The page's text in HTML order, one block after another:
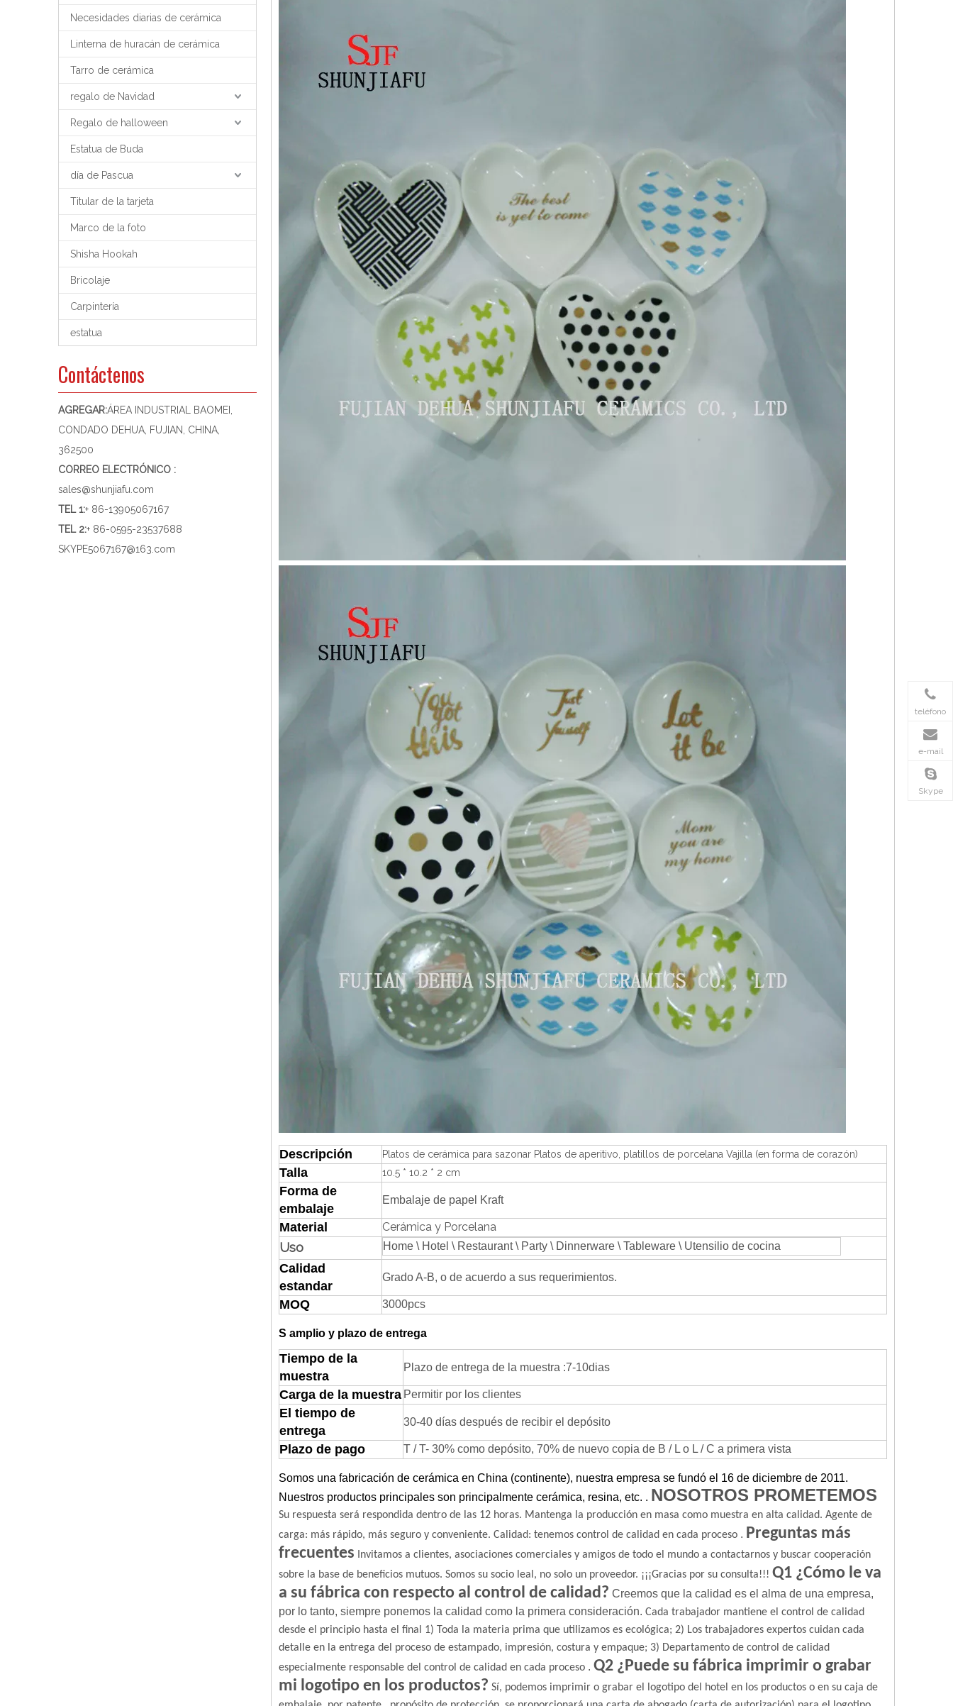
Necesidades diarias de cerámica
Linterna de huracán de cerámica
Tarro de cerámica
regalo de Navidad
Regalo de halloween
Estatua de Buda
día de Pascua
Titular de la tarjeta
Marco de la foto
Shisha Hookah
Bricolaje
Carpintería
estatua
Contáctenos
AGREGAR:ÁREA INDUSTRIAL BAOMEI,
CONDADO DEHUA, FUJIAN, CHINA,
362500
CORREO ELECTRÓNICO :
sales@shunjiafu.com
TEL 1:+ 86-13905067167
TEL 2:+ 86-0595-23537688
SKYPE5067167@163.com
Descripción Platos de cerámica para sazonar Platos de aperitivo, platillos de porcelana Vajilla (en forma de corazón)
Talla 10.5 * 10.2 * 2 cm
Forma de
embalaje
Embalaje de papel Kraft
Material Cerámica y Porcelana
Uso Home \ Hotel \ Restaurant \ Party \ Dinnerware \ Tableware \ Utensilio de cocina
Calidad
estandar
Grado A-B, o de acuerdo a sus requerimientos.
MOQ 3000pcs
S amplio y plazo de entrega
Tiempo de la
muestra
Plazo de entrega de la muestra :7-10dias
Carga de la muestra Permitir por los clientes
El tiempo de
entrega
30-40 días después de recibir el depósito
Plazo de pago T / T- 30% como depósito, 70% de nuevo copia de B / L o L / C a primera vista
Somos una fabricación de cerámica en China (continente), nuestra empresa se fundó el 16 de diciembre de 2011.
Nuestros productos principales son principalmente cerámica, resina, etc. . NOSOTROS PROMETEMOS
Su respuesta será respondida dentro de las 12 horas. Mantenga la producción en masa como muestra en alta calidad. Agente de
carga: más rápido, más seguro y conveniente. Calidad: tenemos control de calidad en cada proceso . Preguntas más
frecuentes
Invitamos a clientes, asociaciones comerciales y amigos de todo el mundo a contactarnos y buscar cooperación
sobre la base de beneficios mutuos. Somos su socio leal, no solo un proveedor. ¡¡¡Gracias por su consulta!!! Q1 ¿Cómo le va
a su fábrica con respecto al control de calidad? Creemos que la calidad es el alma de una empresa,
por lo tanto, siempre ponemos la calidad como la primera consideración. Cada trabajador mantiene el control de calidad
desde el principio hasta el final
1) Toda la materia prima que utilizamos es ecológica; 2) Los trabajadores expertos cuidan cada
detalle en la entrega del proceso de estampado, impresión, costura y empaque; 3) Departamento de control de calidad
especialmente responsable del control de calidad en cada proceso . Q2 ¿Puede su fábrica imprimir o grabar
mi logotipo en los productos? Sí, podemos imprimir o grabar el logotipo del hotel en los productos o en su caja de
teléfono
e-mail
Skype